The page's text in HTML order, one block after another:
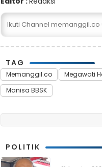
Ikuti Channel
TAG
Memanggil.co Megawati
Manisa BBSK
POLITIK